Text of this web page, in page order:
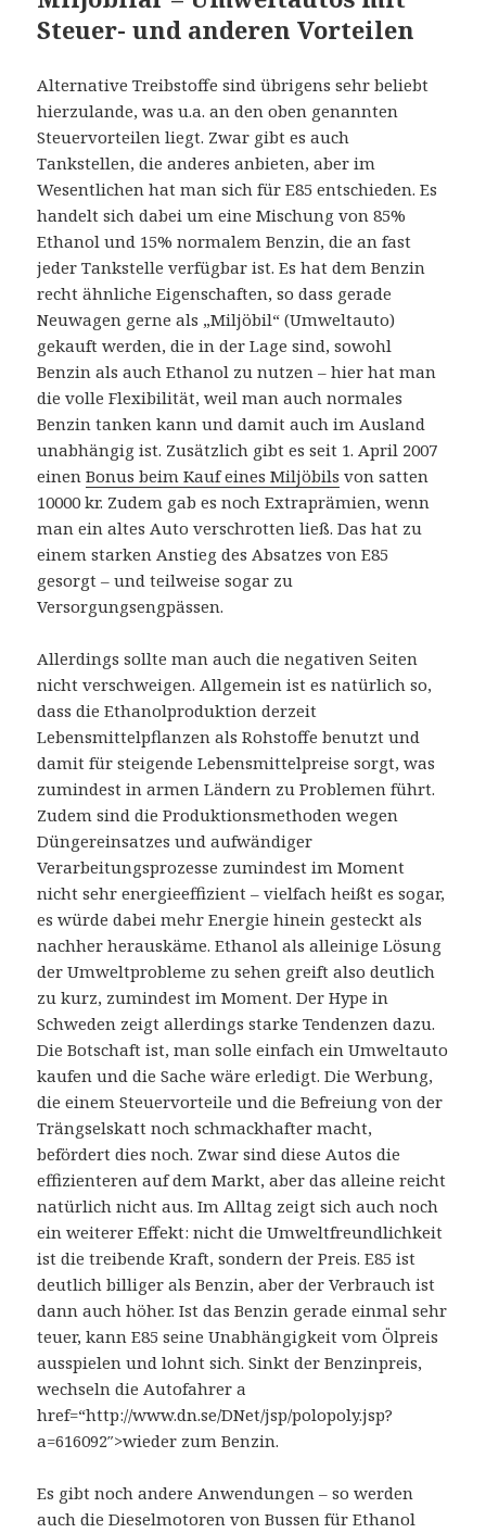
Steuer- und anderen Vorteilen
Alternative Treibstoffe sind übrigens sehr beliebt
hierzulande, was u.a. an den oben genannten
Steuervorteilen liegt. Zwar gibt es auch
Tankstellen, die anderes anbieten, aber im
Wesentlichen hat man sich für E85 entschieden. Es
handelt sich dabei um eine Mischung von 85%
Ethanol und 15% normalem Benzin, die an fast
jeder Tankstelle verfügbar ist. Es hat dem Benzin
recht ähnliche Eigenschaften, so dass gerade
Neuwagen gerne als „Miljöbil“ (Umweltauto)
gekauft werden, die in der Lage sind, sowohl
Benzin als auch Ethanol zu nutzen – hier hat man
die volle Flexibilität, weil man auch normales
Benzin tanken kann und damit auch im Ausland
unabhängig ist. Zusätzlich gibt es seit 1. April 2007
einenBonus beim Kauf eines Miljöbils von satten
10000 kr. Zudem gab es noch Extraprämien, wenn
man ein altes Auto verschrotten ließ. Das hat zu
einem starken Anstieg des Absatzes von E85
gesorgt – und teilweise sogar zu
Versorgungsengpässen.
Allerdings sollte man auch die negativen Seiten
nicht verschweigen. Allgemein ist es natürlich so,
dass die Ethanolproduktion derzeit
Lebensmittelpflanzen als Rohstoffe benutzt und
damit für steigende Lebensmittelpreise sorgt, was
zumindest in armen Ländern zu Problemen führt.
Zudem sind die Produktionsmethoden wegen
Düngereinsatzes und aufwändiger
Verarbeitungsprozesse zumindest im Moment
nicht sehr energieeffizient – vielfach heißt es sogar,
es würde dabei mehr Energie hinein gesteckt als
nachher herauskäme. Ethanol als alleinige Lösung
der Umweltprobleme zu sehen greift also deutlich
zu kurz, zumindest im Moment. Der Hype in
Schweden zeigt allerdings starke Tendenzen dazu.
Die Botschaft ist, man solle einfach ein Umweltauto
kaufen und die Sache wäre erledigt. Die Werbung,
die einem Steuervorteile und die Befreiung von der
Trängselskatt noch schmackhafter macht,
befördert dies noch. Zwar sind diese Autos die
effizienteren auf dem Markt, aber das alleine reicht
natürlich nicht aus. Im Alltag zeigt sich auch noch
ein weiterer Effekt: nicht die Umweltfreundlichkeit
ist die treibende Kraft, sondern der Preis. E85 ist
deutlich billiger als Benzin, aber der Verbrauch ist
dann auch höher. Ist das Benzin gerade einmal sehr
teuer, kann E85 seine Unabhängigkeit vom Ölpreis
ausspielen und lohnt sich. Sinkt der Benzinpreis,
wechseln die Autofahrer a
href=“http://www.dn.se/DNet/jsp/polopoly.jsp?
a=616092″>wieder zum Benzin.
Es gibt noch andere Anwendungen – so werden
auch die Dieselmotoren von Bussen für Ethanol